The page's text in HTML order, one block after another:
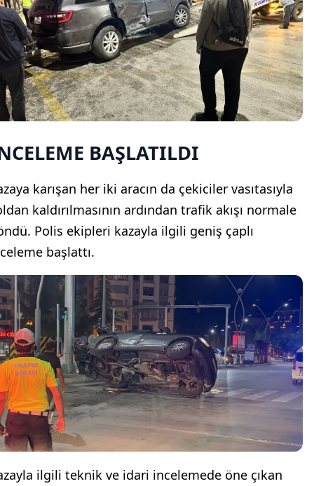
BAŞLATILDI
karışan her iki aracın da çekiciler vasıtasıyla
kaldırılmasının ardından trafik akışı normale
Polis ekipleri kazayla ilgili geniş çaplı
başlattı.
ilgili teknik ve idari incelemede öne çıkan